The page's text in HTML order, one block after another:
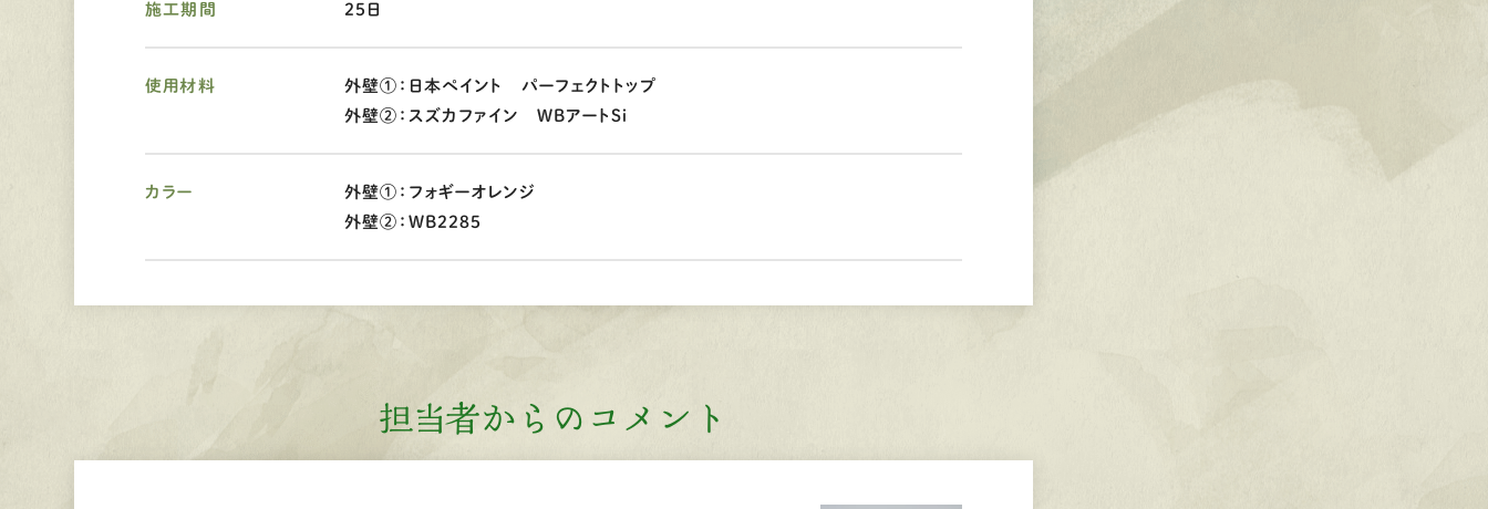
施工期間 25日
使用材料
外壁①：日本ペイント パーフェクトトップ
外壁②：スズカファイン WBアートSi
カラー
外壁①：フォギーオレンジ
外壁②：WB2285
担当者からのコメント